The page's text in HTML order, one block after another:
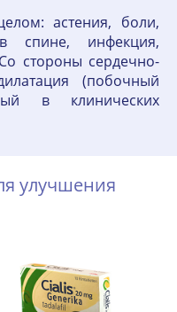
астения, боли,
инфекция,
стороны сердечно-
(побочный
в клинических
улучшения